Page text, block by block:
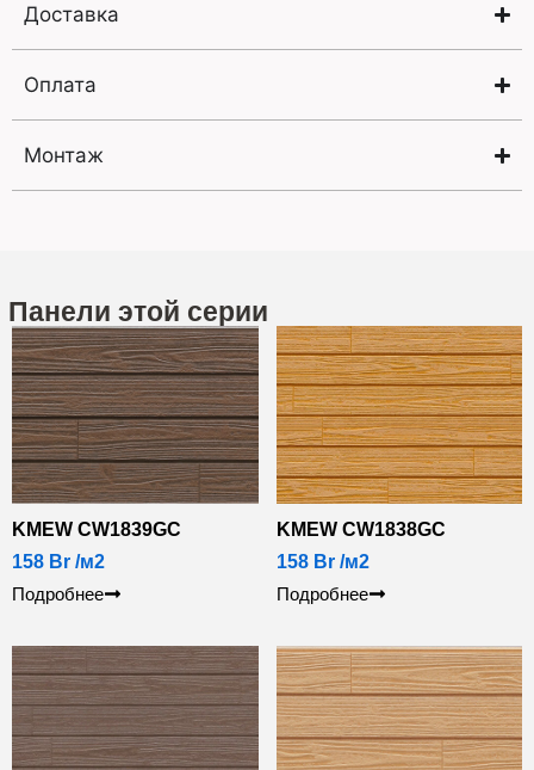
Доставка
Оплата
Монтаж
Панели этой серии
KMEW CW1839GC
158 Br /м2
Подробнее
KMEW CW1838GC
158 Br/м2
Подробнее